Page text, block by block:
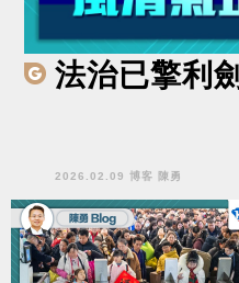
法治已擎利
2026.02.09 博客 陳勇